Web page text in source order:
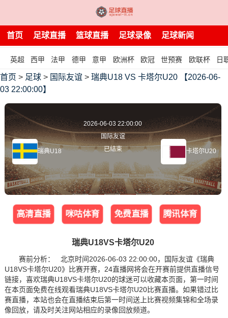
首页 足球直播 篮球直播 足球录像 足球新闻
英超 西甲 法甲 德甲 意甲 欧洲杯 欧冠 世预赛 欧联杯 日
首页 > 足球 > 国际友谊 > 瑞典U18 VS 卡塔尔U20 【2026-06-
03 22:00:00】
瑞典U18
2026-06-03 22:00:00
国际友谊
已结束
卡塔尔U20
高清直播 咪咕体育 免费直播 腾讯体育
瑞典U18VS卡塔尔U20
赛前分析： 北京时间2026-06-03 22:00:00，国际友谊《瑞典
U18VS卡塔尔U20》比赛开赛，24直播网将会在开赛前提供直播信号
链接，喜欢瑞典U18VS卡塔尔U20的球迷可以收藏本页面，第一时间
在本页面免费在线观看瑞典U18VS卡塔尔U20比赛直播。如果错过比
赛直播，本站也会在直播结束后第一时间送上比赛视频集锦和全场录
像回放，请及时关注网站相应的录像回放频道。